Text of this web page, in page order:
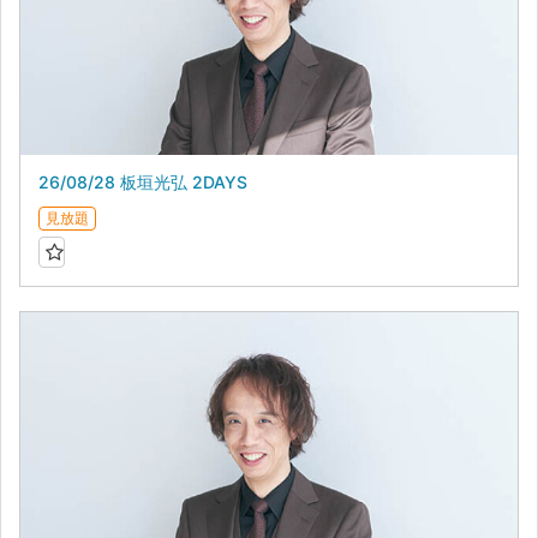
26/08/28 板垣光弘 2DAYS
見放題